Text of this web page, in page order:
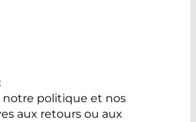
notre politique et nos
aux retours ou aux